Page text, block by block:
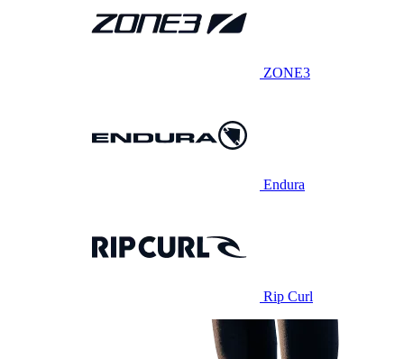
ZONE3
Endura
Rip Curl